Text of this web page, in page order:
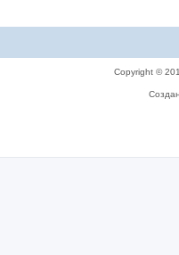
Copyright ©